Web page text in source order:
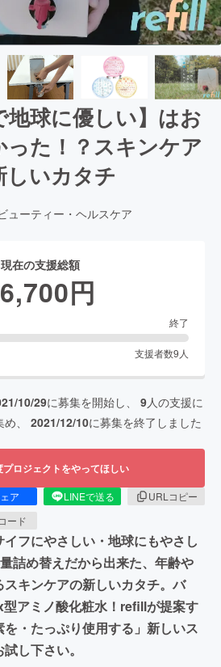
地球に優しい】はお
た！？スキンケア
しいカタチ
ューティー・ヘルスケア
現在の支援総額
円
終了
支援者数9 人
10/29に募集を開始し、 9人の支援に
、 2021/12/10に募集を終了しました
プロジェクトをやってほしい
ア LINEで送る
URLコピー
ード
フにやさしい・地球にもやさし
詰め替えだから出来た、年齢や
キンケアの新しいカタチ。バ
アミノ酸化粧水！refillが提案す
・たっぷり使用する」新しいス
し下さい。